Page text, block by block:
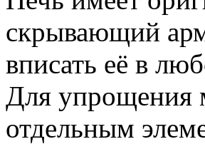
скрывающий
вписать её в
Для упрощения
отдельным